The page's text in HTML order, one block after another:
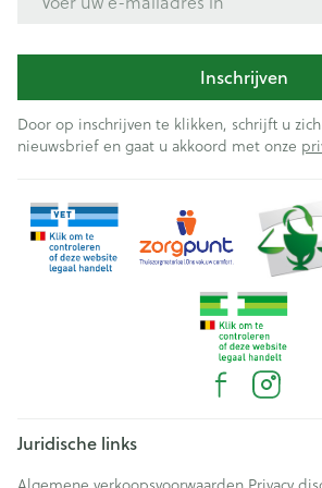
Inschrijven
Door op inschrijven te klikken, schrijft u
nieuwsbrief en gaat u akkoord met onze
Juridische links